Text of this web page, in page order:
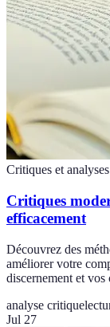
Critiques et
Critiques
efficacement
Découvrez des
améliorer votre
discernement et vos
analyse critique
Jul 27